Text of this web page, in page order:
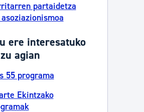
partaidetza
ere interesatuko
agian
55 programa
Ekintzako